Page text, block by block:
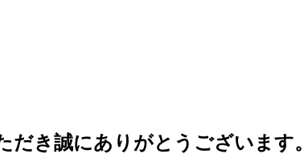
だき誠にありがとうございます。